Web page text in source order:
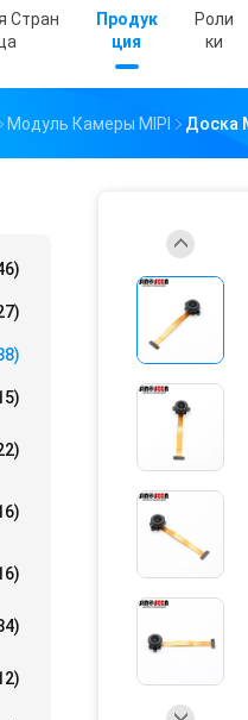
Стран
Продук
Ция
Роли
Ки
Модуль Камеры MIPI Доска